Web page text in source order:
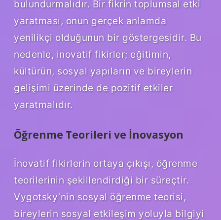
bulundurmalıdır. Bir fikrin toplumsal etki
yaratması, onun gerçek anlamda
yenilikçi olduğunun bir göstergesidir. Bu
nedenle, inovatif fikirler; eğitimin,
kültürün, sosyal yapıların ve bireylerin
gelişimi üzerinde de pozitif etkiler
yaratmalıdır.
Öğrenme Teorileri ve İnovasyon
İnovatif fikirlerin ortaya çıkışı, öğrenme
teorilerinin şekillendirdiği bir süreçtir.
Vygotsky’nin sosyal öğrenme teorisi,
bireylerin sosyal etkileşim yoluyla bilgiyi